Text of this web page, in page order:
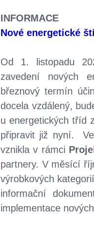
INFORMACE
Nové energetické
Od 1. listopadu
zavedení nových
březnový termín
docela vzdálený,
u energetických tříd
připravit již nyní.
vznikla v rámci
partnery. V měsící
výrobkových
informační
implementace